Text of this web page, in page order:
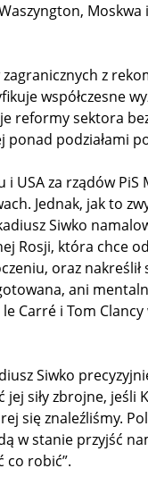
Moskwa
z
współczesne
reformy sektora
podziałami
i USA za rządów
Jednak, jak to
Siwko
Rosji, która chce
oraz
ani
Carré i Tom
Siwko
siły zbrojne,
się znaleźliśmy.
w stanie przyjść
co robić”.